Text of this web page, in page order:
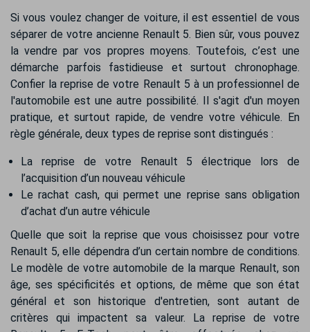
Si vous voulez changer de voiture, il est essentiel de vous
séparer de votre ancienne Renault 5. Bien sûr, vous pouvez
la vendre par vos propres moyens. Toutefois, c’est une
démarche parfois fastidieuse et surtout chronophage.
Confier la reprise de votre Renault 5 à un professionnel de
l'automobile est une autre possibilité. Il s'agit d'un moyen
pratique, et surtout rapide, de vendre votre véhicule. En
règle générale, deux types de reprise sont distingués :
La reprise de votre Renault 5 électrique lors de
l’acquisition d’un nouveau véhicule
Le rachat cash, qui permet une reprise sans obligation
d’achat d’un autre véhicule
Quelle que soit la reprise que vous choisissez pour votre
Renault 5, elle dépendra d’un certain nombre de conditions.
Le modèle de votre automobile de la marque Renault, son
âge, ses spécificités et options, de même que son état
général et son historique d'entretien, sont autant de
critères qui impactent sa valeur. La reprise de votre